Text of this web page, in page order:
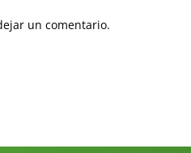
un comentario.